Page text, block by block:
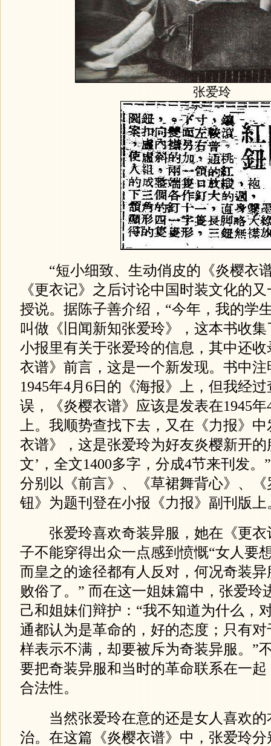
张爱玲
“短小细致、生动俏皮的《炎樱衣
《更衣记》之后讨论中国时装文化的
授说。据陈子善介绍，“今年，我的学
叫做《旧闻新知张爱玲》，这本书收
小报里有关于张爱玲的信息，其中还
衣谱》前言，这是一个新发现。书中
1945年4月6日的《海报》上，但我经
误，《炎樱衣谱》应该是发表在1945
上。我顺势查找下去，又在《力报》
衣谱》，这是张爱玲为好友炎樱新开的
文’，全文1400多字，分成4节来刊发
分别以《前言》、《草裙舞背心》、
钮》为题刊登在小报《力报》副刊版上
张爱玲喜欢奇装异服，她在《更衣
子不能穿得出众一点感到愤慨“女人要
而皇之的途径都有人反对，何况奇装
败俗了。” 而在这一姐妹篇中，张爱玲
己和姐妹们辩护：“我不知道为什么，
通都认为是革命的，好的态度；只有
样表示不满，却要被斥为奇装异服。”
要把奇装异服和当时的革命联系在一起
合法性。
当然张爱玲在意的还是女人喜欢的
治。在这篇《炎樱衣谱》中，张爱玲